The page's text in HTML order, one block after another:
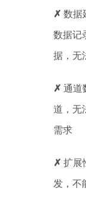
✗ 数据
数据记
据，无
✗ 通道
道，无
需求
✗ 扩展
发，不